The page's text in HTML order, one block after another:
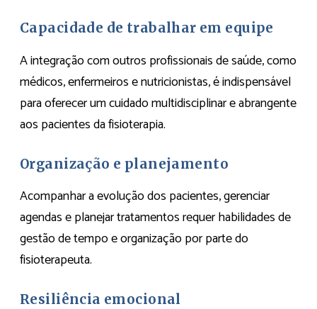
Capacidade de trabalhar em equipe
A integração com outros profissionais de saúde, como
médicos, enfermeiros e nutricionistas, é indispensável
para oferecer um cuidado multidisciplinar e abrangente
aos pacientes da fisioterapia.
Organização e planejamento
Acompanhar a evolução dos pacientes, gerenciar
agendas e planejar tratamentos requer habilidades de
gestão de tempo e organização por parte do
fisioterapeuta.
Resiliência emocional